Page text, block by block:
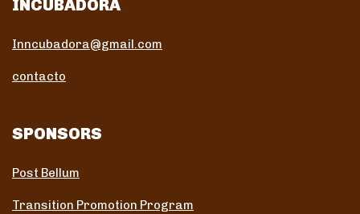
INCUBADORA
Inncubadora@gmail.com
contacto
SPONSORS
Post Bellum
Transition Promotion Program